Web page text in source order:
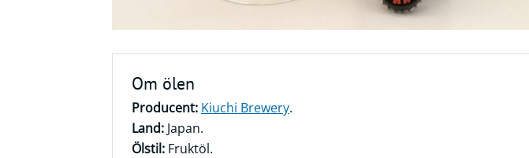
Om ölen
Producent: Kiuchi Brewery.
Land: Japan.
Ölstil: Fruktöl.